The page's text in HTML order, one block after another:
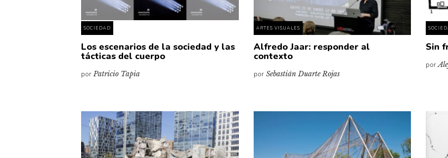
SOCIEDAD
Los escenarios de la sociedad y las
tácticas del cuerpo
porPatricio Tapia
ARTES VISUALES
Alfredo Jaar: responder al
contexto
por Sebastián Duarte Rojas
Sin
por